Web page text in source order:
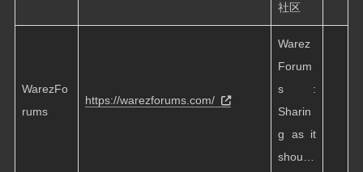
社区
WarezFo
rums
https://warezforums.com/
Warez
Forum
s :
Sharin
g as it
shou…